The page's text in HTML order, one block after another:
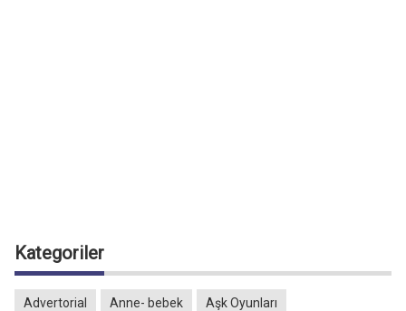
Kategoriler
Advertorial Anne- bebek Aşk Oyunları